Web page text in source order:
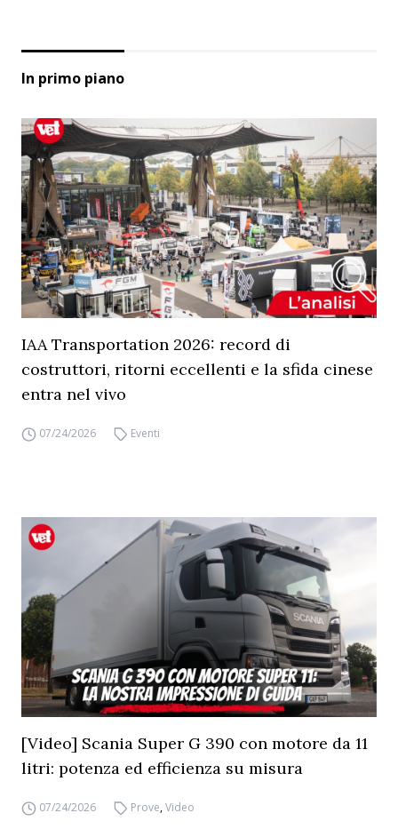
In primo piano
IAA Transportation 2026: record di
costruttori, ritorni eccellenti e la sfida cinese
entra nel vivo
07/24/2026 Eventi
[Video] Scania Super G 390 con motore da 11
litri: potenza ed efficienza su misura
07/24/2026 Prove,Video